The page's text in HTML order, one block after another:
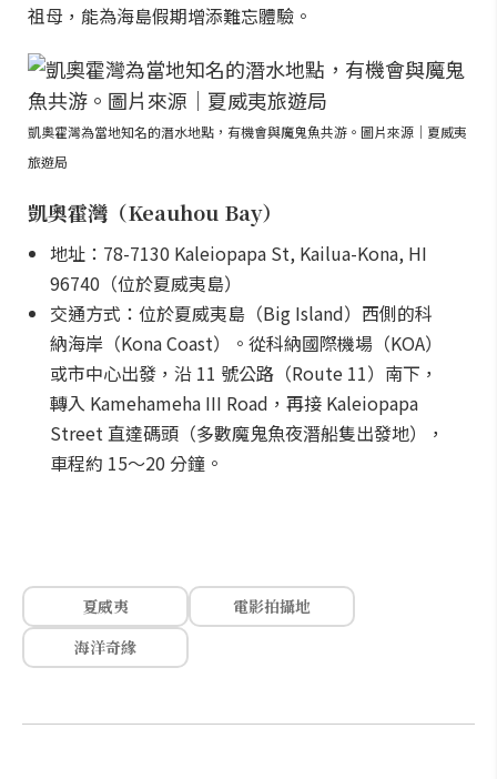
祖母，能為海島假期增添難忘體驗。
凱奧霍灣為當地知名的潛水地點，有機會與魔鬼魚共游。圖片來源｜夏威夷
旅遊局
凱奧霍灣（Keauhou Bay）
地址：78-7130 Kaleiopapa St, Kailua-Kona, HI
96740（位於夏威夷島）
交通方式：位於夏威夷島（Big Island）西側的科
納海岸（Kona Coast）。從科納國際機場（KOA）
或市中心出發，沿 11 號公路（Route 11）南下，
轉入 Kamehameha III Road，再接 Kaleiopapa
Street 直達碼頭（多數魔鬼魚夜潛船隻出發地），
車程約 15～20 分鐘。
夏威夷
電影拍攝地
海洋奇緣